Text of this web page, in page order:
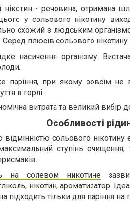
нікотин - речовина, отримана
у сольового нікотину
схожий з людським
Серед плюсів сольового нікотину
насичення організму.
паріння, при якому зовсім не
в горлі.
витрата та великий вибір
Особливості
сольового нікотину
ступінь
на солевом никотине
нікотин, ароматизатор.
підходить тільки для паріння